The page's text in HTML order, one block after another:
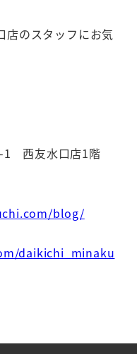
店のスタッフにお気
1 西友水口店1階
blog/
daikichi_minaku